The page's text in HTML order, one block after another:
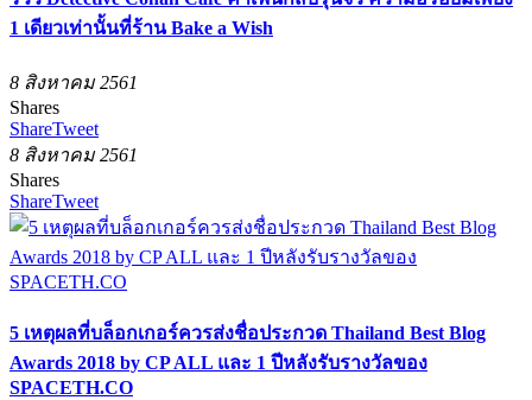
1 เดียวเท่านั้นที่ร้าน Bake a Wish
8 สิงหาคม 2561
Shares
ShareTweet
8 สิงหาคม 2561
Shares
ShareTweet
5 เหตุผลที่บล็อกเกอร์ควรส่งชื่อประกวด Thailand Best Blog
Awards 2018 by CP ALL และ 1 ปีหลังรับรางวัลของ
SPACETH.CO